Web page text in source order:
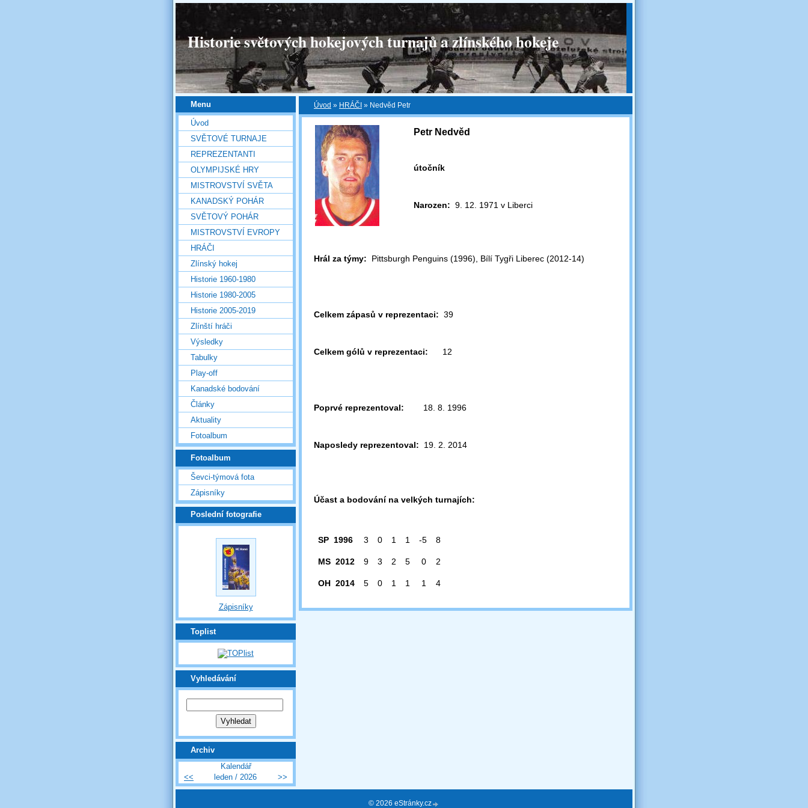
Historie světových hokejových turnajů a zlínského hokeje
Úvod » HRÁČI » Nedvěd Petr
Petr Nedvěd
útočník
Narozen: 9. 12. 1971 v Liberci
Hrál za týmy: Pittsburgh Penguins (1996), Bílí Tygři Liberec (2012-14)
Celkem zápasů v reprezentaci: 39
Celkem gólů v reprezentaci: 12
Poprvé reprezentoval: 18. 8. 1996
Naposledy reprezentoval: 19. 2. 2014
Účast a bodování na velkých turnajích:
SP 1996 3 0 1 1 -5 8
MS 2012 9 3 2 5 0 2
OH 2014 5 0 1 1 1 4
Menu
Úvod
SVĚTOVÉ TURNAJE
REPREZENTANTI
OLYMPIJSKÉ HRY
MISTROVSTVÍ SVĚTA
KANADSKÝ POHÁR
SVĚTOVÝ POHÁR
MISTROVSTVÍ EVROPY
HRÁČI
Zlínský hokej
Historie 1960-1980
Historie 1980-2005
Historie 2005-2019
Zlínští hráči
Výsledky
Tabulky
Play-off
Kanadské bodování
Články
Aktuality
Fotoalbum
Fotoalbum
Ševci-týmová fota
Zápisníky
Poslední fotografie
Zápisníky
Toplist
Vyhledávání
Archiv
Kalendář
<<
leden / 2026 >>
© 2026 eStránky.cz